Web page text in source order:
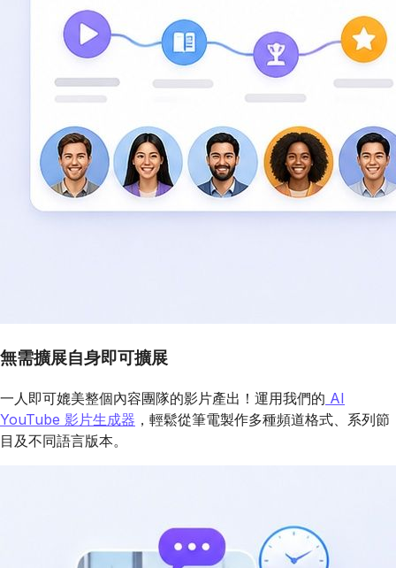
無需擴展自身即可擴展
一人即可媲美整個內容團隊的影片產出！運用我們的 AI
YouTube 影片生成器 ，輕鬆從筆電製作多種頻道格式、系列節
目及不同語言版本。